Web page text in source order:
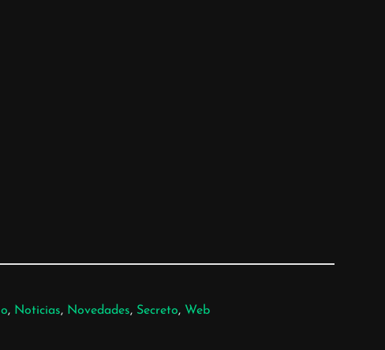
, Noticias, Novedades, Secreto, Web